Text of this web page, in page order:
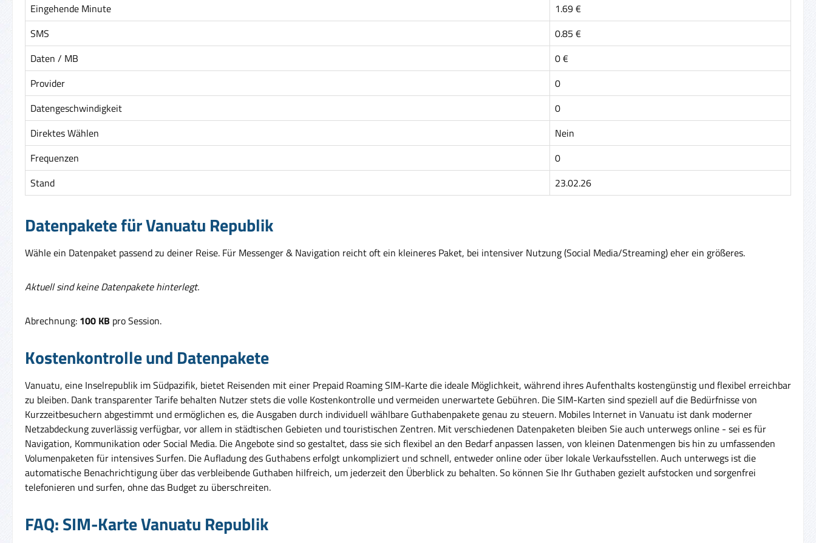
Eingehende Minute
1.69 €
SMS
0.85 €
Daten / MB
0 €
Provider
0
Datengeschwindigkeit
0
Direktes Wählen
Nein
Frequenzen
0
Stand
23.02.26
Datenpakete für Vanuatu Republik
Wähle ein Datenpaket passend zu deiner Reise. Für Messenger & Navigation reicht oft ein kleineres Paket, bei intensiver Nutzung (Social Media/Streaming) eher ein größeres.
Aktuell sind keine Datenpakete hinterlegt.
Abrechnung: 100 KB pro Session.
Kostenkontrolle und Datenpakete
Vanuatu, eine Inselrepublik im Südpazifik, bietet Reisenden mit einer Prepaid Roaming SIM-Karte die ideale Möglichkeit, während ihres Aufenthalts kostengünstig und flexibel erreichbar
zu bleiben. Dank transparenter Tarife behalten Nutzer stets die volle Kostenkontrolle und vermeiden unerwartete Gebühren. Die SIM-Karten sind speziell auf die Bedürfnisse von
Kurzzeitbesuchern abgestimmt und ermöglichen es, die Ausgaben durch individuell wählbare Guthabenpakete genau zu steuern. Mobiles Internet in Vanuatu ist dank moderner
Netzabdeckung zuverlässig verfügbar, vor allem in städtischen Gebieten und touristischen Zentren. Mit verschiedenen Datenpaketen bleiben Sie auch unterwegs online - sei es für
Navigation, Kommunikation oder Social Media. Die Angebote sind so gestaltet, dass sie sich flexibel an den Bedarf anpassen lassen, von kleinen Datenmengen bis hin zu umfassenden
Volumenpaketen für intensives Surfen. Die Aufladung des Guthabens erfolgt unkompliziert und schnell, entweder online oder über lokale Verkaufsstellen. Auch unterwegs ist die
automatische Benachrichtigung über das verbleibende Guthaben hilfreich, um jederzeit den Überblick zu behalten. So können Sie Ihr Guthaben gezielt aufstocken und sorgenfrei
telefonieren und surfen, ohne das Budget zu überschreiten.
FAQ: SIM-Karte Vanuatu Republik